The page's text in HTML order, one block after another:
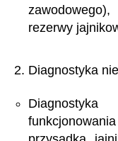
rezerwy
Diagnostyka
Diagnostyka